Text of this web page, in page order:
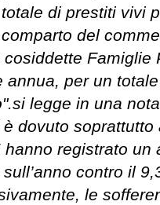
totale di prestiti vivi
comparto del
Famiglie
annua, per un
legge in una
dovuto
registrato un
contro il
le